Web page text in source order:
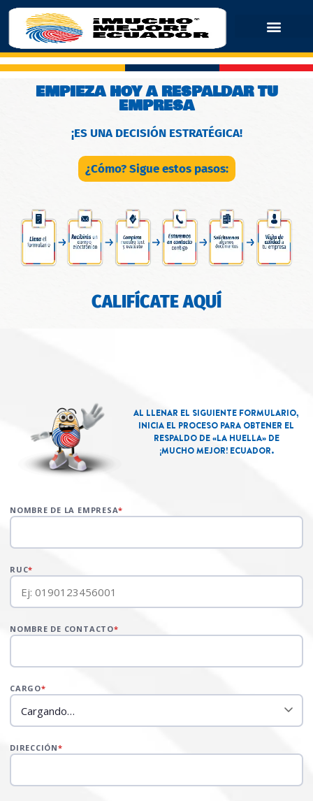
EMPIEZA HOY A RESPALDAR TU
EMPRESA
¡ES UNA DECISIÓN ESTRATÉGICA!
¿Cómo? Sigue estos pasos:
CALIFÍCATE AQUÍ
AL LLENAR EL SIGUIENTE FORMULARIO,
INICIA EL PROCESO PARA OBTENER EL
RESPALDO DE «LA HUELLA» DE
¡MUCHO MEJOR! ECUADOR.
NOMBRE DE LA EMPRESA*
RUC*
NOMBRE DE CONTACTO*
CARGO*
DIRECCIÓN*